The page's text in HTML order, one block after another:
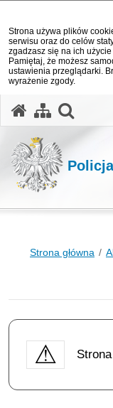
Strona używa plików
serwisu oraz do celów
zgadzasz się na ich
Pamiętaj, że możesz
ustawienia przeglądarki.
wyrażenie zgody.
Strona główna